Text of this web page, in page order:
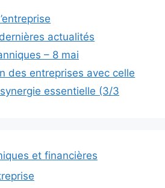
actualités
– 8 mai
des entreprises avec celle
essentielle (3/3
et financières